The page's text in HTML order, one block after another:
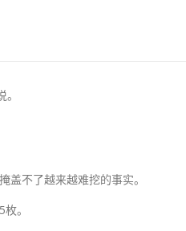
盖不了越来越难挖的事实。
。